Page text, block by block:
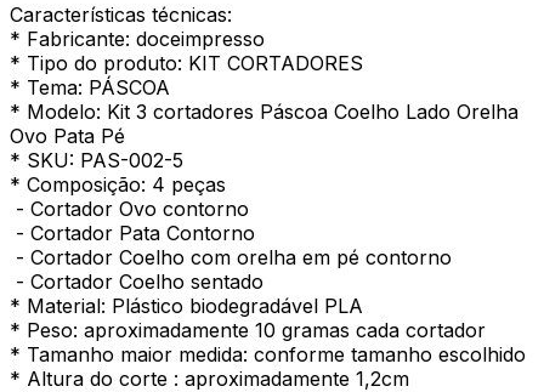
Características técnicas:
* Fabricante: doceimpresso
* Tipo do produto: KIT CORTADORES
* Tema: PÁSCOA
* Modelo: Kit 3 cortadores Páscoa Coelho Lado Orelha
Ovo Pata Pé
* SKU: PAS-002-5
* Composição: 4 peças
- Cortador Ovo contorno
- Cortador Pata Contorno
- Cortador Coelho com orelha em pé contorno
- Cortador Coelho sentado
* Material: Plástico biodegradável PLA
* Peso: aproximadamente 10 gramas cada cortador
* Tamanho maior medida: conforme tamanho escolhido
* Altura do corte : aproximadamente 1,2cm